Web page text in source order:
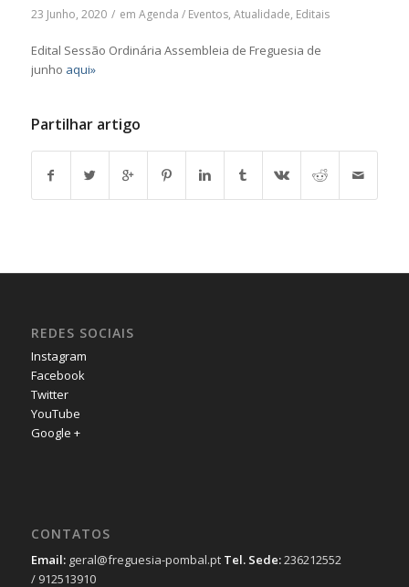
23 Junho, 2020 / em Agenda / Eventos, Atualidade, Editais
Edital Sessão Ordinária Assembleia de Freguesia de
junho aqui»
Partilhar artigo
REDES SOCIAIS
Instagram
Facebook
Twitter
YouTube
Google +
CONTATOS
Email:geral@freguesia-pombal.pt Tel. Sede:236212552
/ 912513910